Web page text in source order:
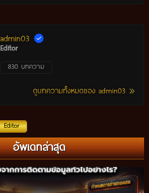
admin03
Editor
830 บทความ
ดูบทความทั้งหมดของ admin03
Editor
อัพเดทล่าสุด